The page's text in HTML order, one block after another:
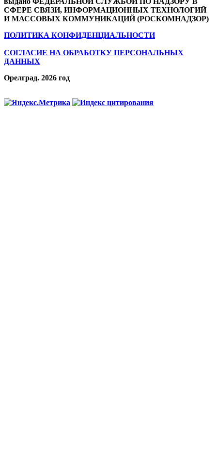
СФЕРЕ СВЯЗИ, ИНФОРМАЦИОННЫХ ТЕХНОЛОГИЙ
И МАССОВЫХ КОММУНИКАЦИЙ (РОСКОМНАДЗОР)
ПОЛИТИКА КОНФИДЕНЦИАЛЬНОСТИ
СОГЛАСИЕ НА ОБРАБОТКУ ПЕРСОНАЛЬНЫХ
ДАННЫХ
Орелград. 2026 год